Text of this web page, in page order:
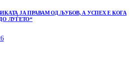
ЈА ПРАВАМ ОД ЉУБОВ, А УСПЕХ Е КОГА
ЛУЃЕТО“